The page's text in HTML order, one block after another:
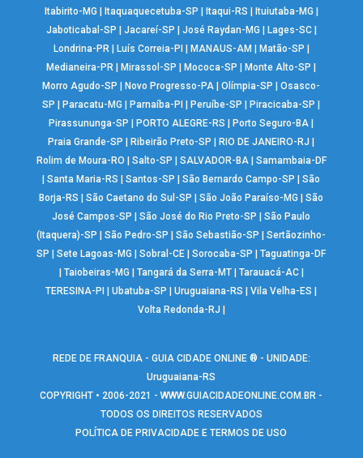
Itabirito-MG
Itaquaquecetuba-SP Itaqui-RS Ituiutaba-MG
Jaboticabal-SP
Jacareí-SP José Raydan-MG Lages-SC|
Londrina-PR| Luís Correia-PI MANAUS-AM Matão-SP
Medianeira-PR
Mirassol-SP Mococa-SP Monte Alto-SP
Morro Agudo-SP
Novo Progresso-PA |Olímpia-SP |Osasco-
SP
Paracatu-MG Parnaíba-PI Peruíbe-SP Piracicaba-SP
Pirassununga-SP
PORTO ALEGRE-RS Porto Seguro-BA
Praia Grande-SP
Ribeirão Preto-SP RIO DE JANEIRO-RJ
Rolim de Moura-RO
Salto-SP SALVADOR-BA| Samambaia-DF
|Santa Maria-RS |Santos-SP |São Bernardo Campo-SP |São
Borja-RS
|São Caetano do Sul-SP |São João Paraíso-MG |São
José Campos-SP
|São José do Rio Preto-SP |São Paulo
(Itaquera)-SP
|São Pedro-SP |São Sebastião-SP |Sertãozinho-
SP
|Sete Lagoas-MG |Sobral-CE |Sorocaba-SP |Taguatinga-DF
Taiobeiras-MG Tangará da Serra-MT| Tarauacá-AC|
TERESINA-PI
|Ubatuba-SP |Uruguaiana-RS |Vila Velha-ES
Volta Redonda-RJ
REDE DE FRANQUIA - GUIA CIDADE ONLINE ® - UNIDADE:
Uruguaiana-RS
COPYRIGHT • 2006-2021 -WWW.GUIACIDADEONLINE.COM.BR -
TODOS OS DIREITOS RESERVADOS
POLÍTICA DE PRIVACIDADE E TERMOS DE USO